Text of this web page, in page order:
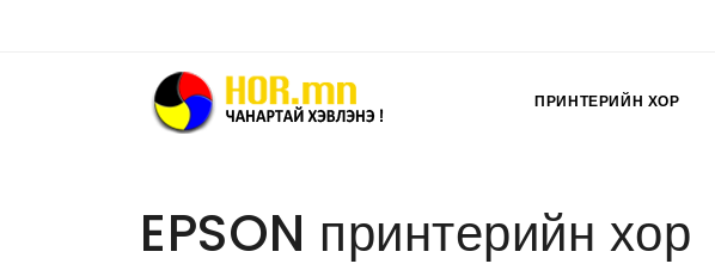
ПРИНТЕРИЙН ХОР
EPSON принтерийн хор